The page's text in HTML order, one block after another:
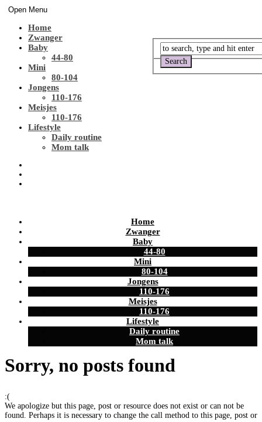
Open Menu
Home
Zwanger
Baby
44-80
Mini
80-104
Jongens
110-176
Meisjes
110-176
Lifestyle
Daily routine
Mom talk
Home
Zwanger
Baby
44-80
Mini
80-104
Jongens
110-176
Meisjes
110-176
Lifestyle
Daily routine
Mom talk
Sorry, no posts found
:(
We apologize but this page, post or resource does not exist or can not be
found. Perhaps it is necessary to change the call method to this page, post or